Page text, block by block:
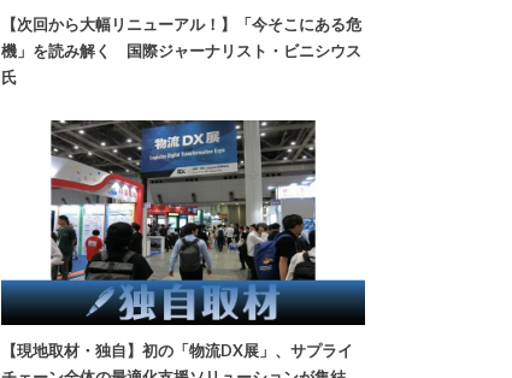
【次回から大幅リニューアル！】「今そこにある危
機」を読み解く 国際ジャーナリスト・ビニシウス
氏
【現地取材・独自】初の「物流DX展」、サプライ